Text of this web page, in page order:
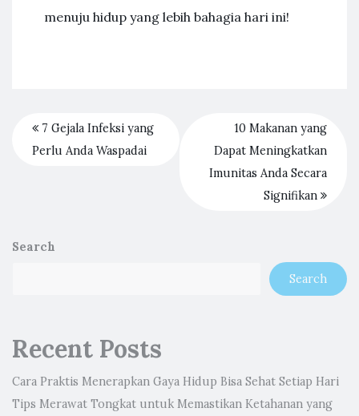
menuju hidup yang lebih bahagia hari ini!
7 Gejala Infeksi yang
Perlu Anda Waspadai
10 Makanan yang
Dapat Meningkatkan
Imunitas Anda Secara
Signifikan
Search
Search
Recent Posts
Cara Praktis Menerapkan Gaya Hidup Bisa Sehat Setiap Hari
Tips Merawat Tongkat untuk Memastikan Ketahanan yang